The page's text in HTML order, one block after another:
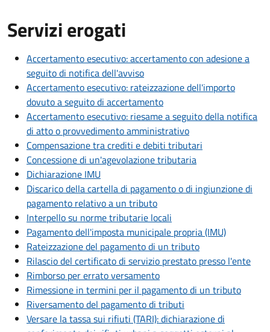
Servizi erogati
Accertamento esecutivo: accertamento con adesione a
seguito di notifica dell'avviso
Accertamento esecutivo: rateizzazione dell'importo
dovuto a seguito di accertamento
Accertamento esecutivo: riesame a seguito della notifica
di atto o provvedimento amministrativo
Compensazione tra crediti e debiti tributari
Concessione di un'agevolazione tributaria
Dichiarazione IMU
Discarico della cartella di pagamento o di ingiunzione di
pagamento relativo a un tributo
Interpello su norme tributarie locali
Pagamento dell'imposta municipale propria (IMU)
Rateizzazione del pagamento di un tributo
Rilascio del certificato di servizio prestato presso l'ente
Rimborso per errato versamento
Rimessione in termini per il pagamento di un tributo
Riversamento del pagamento di tributi
Versare la tassa sui rifiuti (TARI): dichiarazione di